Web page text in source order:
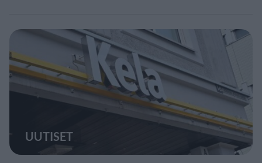
UUTISET